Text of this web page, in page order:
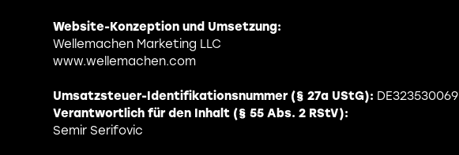
Website-Konzeption und Umsetzung:
Wellemachen Marketing LLC
www.wellemachen.com
Umsatzsteuer-Identifikationsnummer (§ 27a UStG): DE323530069
Verantwortlich für den Inhalt (§ 55 Abs. 2 RStV):
Semir Serifovic